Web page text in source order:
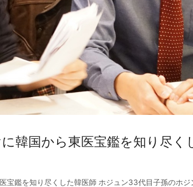
韓国から東医宝鑑を知り尽
宝鑑を知り尽くした韓医師 ホジュン33代目子孫のホ